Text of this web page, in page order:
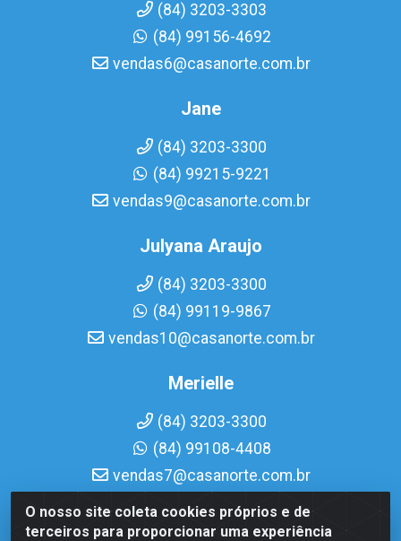
O nosso site coleta cookies próprios e de
terceiros para proporcionar uma experiência
(84) 3203-3303
(84) 99156-4692
vendas6@casanorte.com.br
Jane
(84) 3203-3300
(84) 99215-9221
vendas9@casanorte.com.br
Julyana Araujo
(84) 3203-3300
(84) 99119-9867
vendas10@casanorte.com.br
Merielle
(84) 3203-3300
(84) 99108-4408
vendas7@casanorte.com.br
Casa Norte LTDA - Av. Interventor Mário Câmara, 1815 -